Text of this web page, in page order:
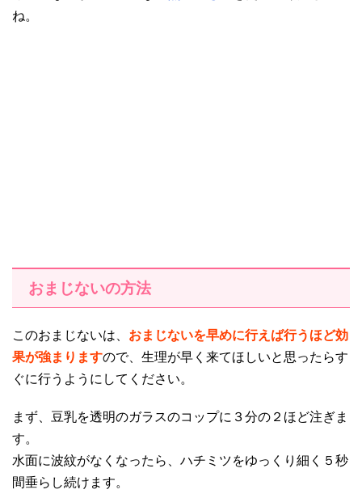
ね。
おまじないの方法
このおまじないは、 おまじないを早めに行えば行うほど効
果が強まりますので、生理が早く来てほしいと思ったらす
ぐに行うようにしてください。
まず、豆乳を透明のガラスのコップに３分の２ほど注ぎま
す。
水面に波紋がなくなったら、ハチミツをゆっくり細く５秒
間垂らし続けます。